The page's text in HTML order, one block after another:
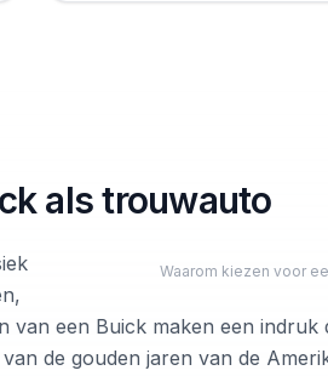
als trouwauto
Waarom kiezen voor
een Buick maken een indruk
de gouden jaren van de